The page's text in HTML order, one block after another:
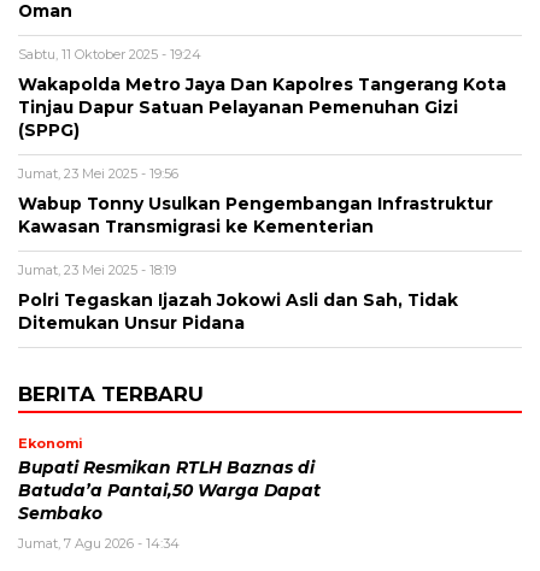
Oman
Sabtu, 11 Oktober 2025 - 19:24
Wakapolda Metro Jaya Dan Kapolres Tangerang Kota
Tinjau Dapur Satuan Pelayanan Pemenuhan Gizi
(SPPG)
Jumat, 23 Mei 2025 - 19:56
Wabup Tonny Usulkan Pengembangan Infrastruktur
Kawasan Transmigrasi ke Kementerian
Jumat, 23 Mei 2025 - 18:19
Polri Tegaskan Ijazah Jokowi Asli dan Sah, Tidak
Ditemukan Unsur Pidana
BERITA TERBARU
Ekonomi
Bupati Resmikan RTLH Baznas di
Batuda’a Pantai,50 Warga Dapat
Sembako
Jumat, 7 Agu 2026 - 14:34